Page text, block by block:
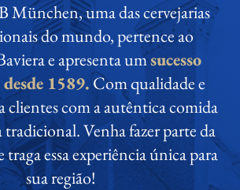
München, uma das cervejarias
do mundo, pertence ao
e apresenta umsucesso
1589. Com qualidade e
clientes com a autêntica comida
tradicional. Venha fazer parte da
essa experiência única para
sua região!